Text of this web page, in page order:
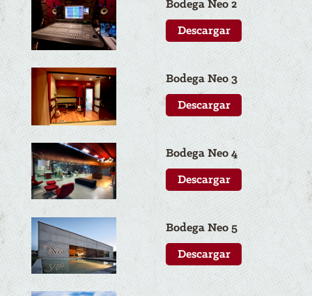
Bodega Neo2
Descargar
Bodega Neo3
Descargar
Bodega Neo4
Descargar
Bodega Neo5
Descargar